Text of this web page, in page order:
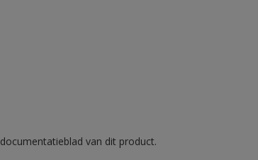
van dit product.